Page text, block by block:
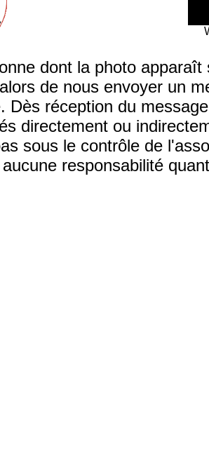
dont la photo
de nous envoyer un
Dès réception du
directement ou
sous le contrôle de
aucune responsabilité